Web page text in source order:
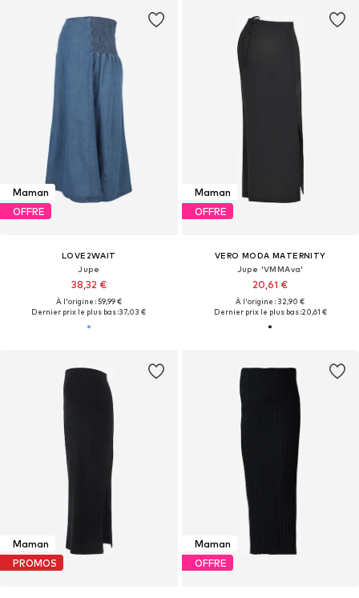
Maman
OFFRE
LOVE2WAIT
Jupe
38,32 €
À l'origine : 59,99 €
Dernier prix le plus bas :37,03 €
Maman
OFFRE
VERO MODA MATERNITY
Jupe 'VMMAva'
20,61 €
À l'origine : 32,90 €
Dernier prix le plus bas :20,61 €
Maman
PROMOS
Maman
OFFRE